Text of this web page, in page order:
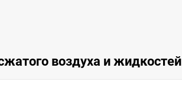
воздуха и жидкостей